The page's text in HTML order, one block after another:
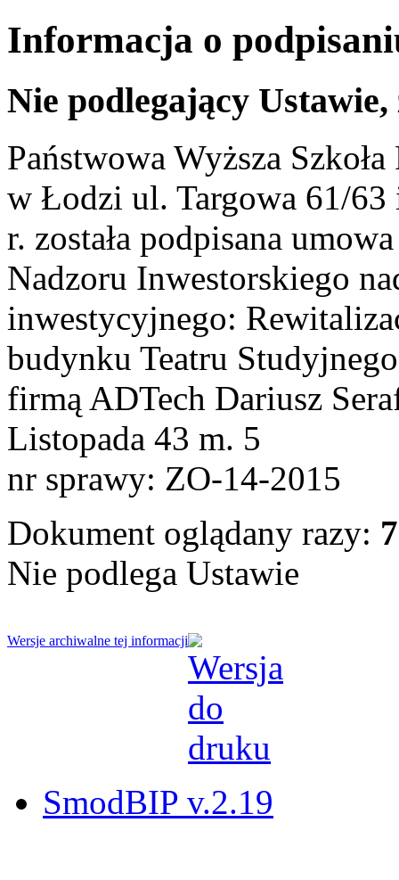
Informacja o
Nie podlegający
Państwowa Wyższa
w Łodzi ul. Targowa 61/
r. została podpisana
Nadzoru Inwestorskiego
inwestycyjnego:
budynku Teatru
firmą ADTech Dariusz
Listopada 43 m. 5
nr sprawy: ZO-14-2015
Dokument oglądany razy:
Nie podlega Ustawie
Wersje archiwalne tej informacji
SmodBIP v.2.19